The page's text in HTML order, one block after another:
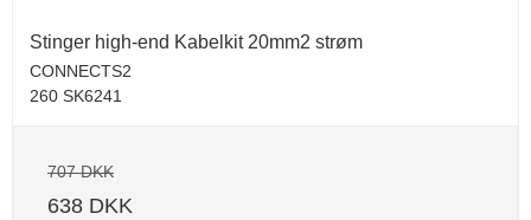
Stinger high-end Kabelkit 20mm2 strøm
CONNECTS2
260 SK6241
707 DKK
638 DKK